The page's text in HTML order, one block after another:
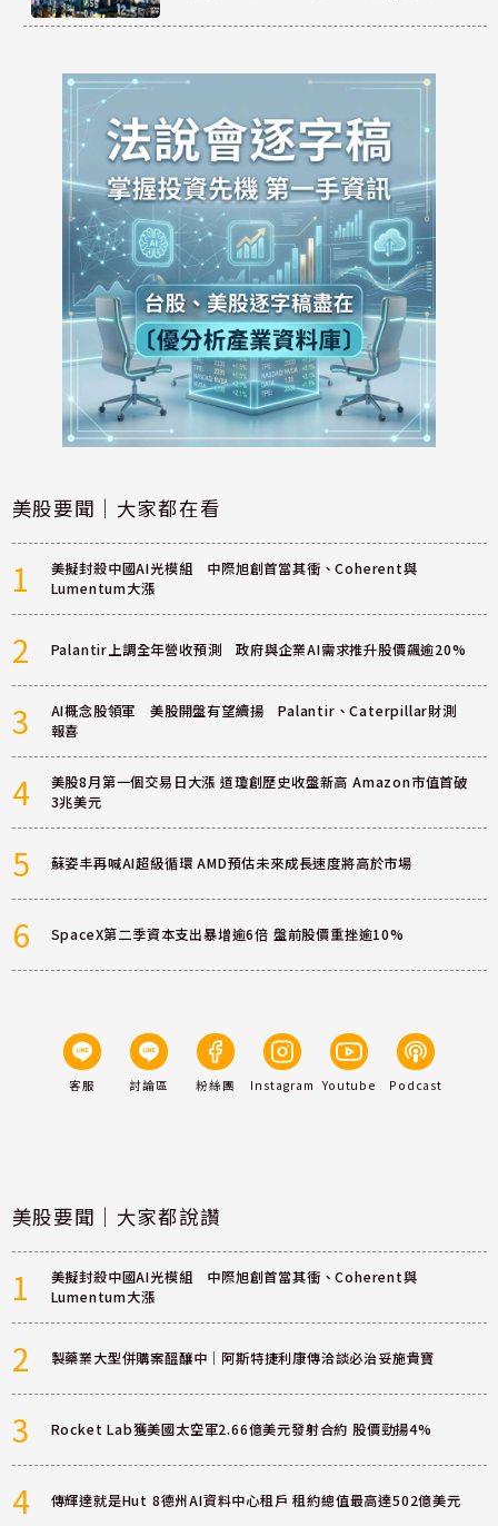
美股要聞｜大家都在看
1
美擬封殺中國AI光模組 中際旭創首當其衝、Coherent與
Lumentum大漲
2 Palantir上調全年營收預測 政府與企業AI需求推升股價飆逾20%
3
AI概念股領軍 美股開盤有望續揚 Palantir、Caterpillar財測
報喜
4
美股8月第一個交易日大漲 道瓊創歷史收盤新高 Amazon市值首破
3兆美元
5 蘇姿丰再喊AI超級循環 AMD預估未來成長速度將高於市場
6 SpaceX第二季資本支出暴增逾6倍 盤前股價重挫逾10%
客服 討論區 粉絲團 Instagram Youtube Podcast
美股要聞｜大家都說讚
1
美擬封殺中國AI光模組 中際旭創首當其衝、Coherent與
Lumentum大漲
2 製藥業大型併購案醞釀中｜阿斯特捷利康傳洽談必治妥施貴寶
3 Rocket Lab獲美國太空軍2.66億美元發射合約 股價勁揚4%
4 傳輝達就是Hut 8德州AI資料中心租戶 租約總值最高達502億美元